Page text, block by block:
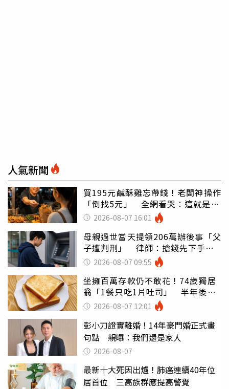
人氣新聞
買195元鹹酥雞忘帶錢！老闆神操作
「倒找5元」 全網看哭：這就是台
灣 2026-08-07 16:01
母親過世當天提領206萬辦後事「父
子遭判刑」 律師：搶錢先下手是
罪 2026-08-07 09:55
坐擁百萬存款仍不敢花！74歲獨居
翁「1餐只吃1片吐司」 半年後暴
瘦嚇壞女兒
2026-08-07 12:01
彭小刀證實離婚！14年豪門婚正式畫
句點 親曝：我們還是家人
2026-08-07
最新十大死因出爐！肺癌連續40年位
居首位 三高族群應提高警覺